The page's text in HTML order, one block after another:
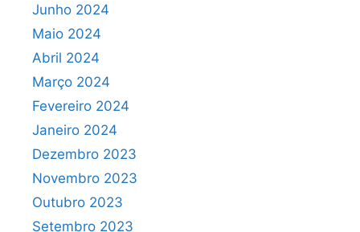
Junho 2024
Maio 2024
Abril 2024
Março 2024
Fevereiro 2024
Janeiro 2024
Dezembro 2023
Novembro 2023
Outubro 2023
Setembro 2023